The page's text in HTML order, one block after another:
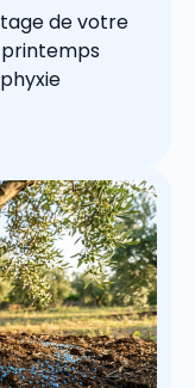
de votre
printemps